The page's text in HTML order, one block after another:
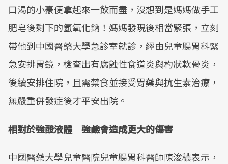
口渴的小豪便拿起來一飲而盡，沒想到是媽媽做手工
肥皂後剩下的氫氧化鈉！媽媽發現後相當緊張，立刻
帶他到中國醫藥大學急診室就診，經由兒童腸胃科緊
急安排胃鏡，檢查出有腐蝕性食道炎與杓狀軟骨炎，
後續安排住院，且需禁食並接受胃藥與抗生素治療，
無嚴重併發症後才平安出院。
相對於強酸液體 強鹼會造成更大的傷害
中國醫藥大學兒童醫院兒童腸胃科醫師陳浚穠表示，